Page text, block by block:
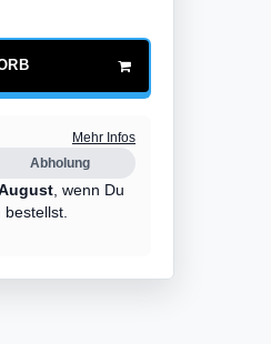
Mehr Infos
Abholung
, wenn Du
bestellst.